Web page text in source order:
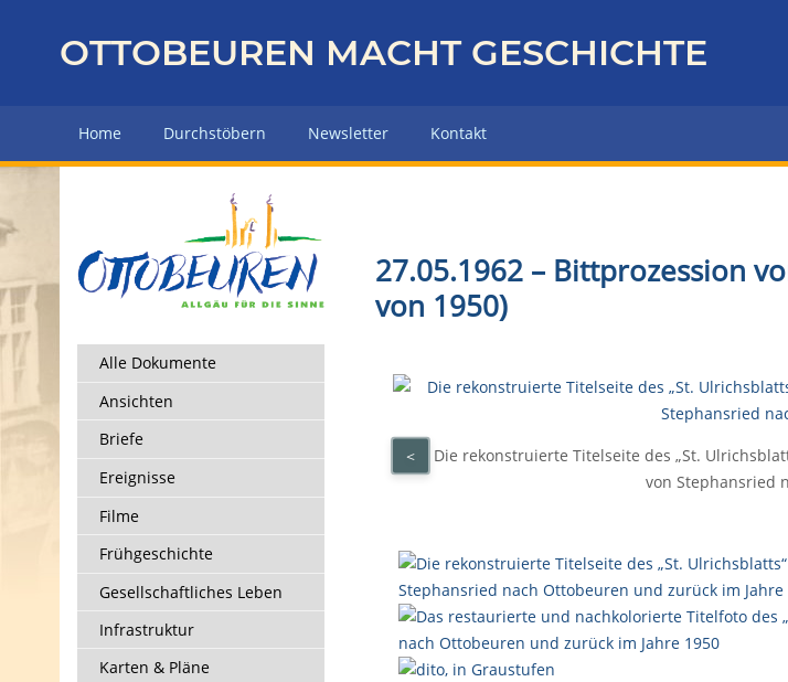
z
r
H
u
p
e
OTTOBEUREN MACHT GESCHICHTE
Home Durchstöbern Newsletter Kontakt
Alle Dokumente
Ansichten
Briefe
Ereignisse
Filme
Frühgeschichte
Gesellschaftliches Leben
Infrastruktur
Karten & Pläne
27.05.1962 – Bittprozession
von 1950)
Die rekonstruierte Titelseite des „St.
von Stephansried
<